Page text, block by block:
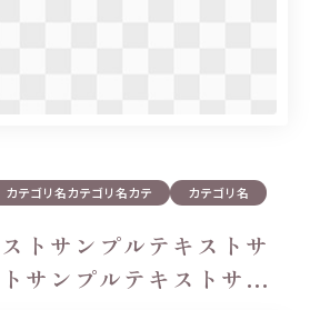
カテゴリ名カテゴリ名カテ カテゴリ名
トサンプルテキストサ
サンプルテキストサン